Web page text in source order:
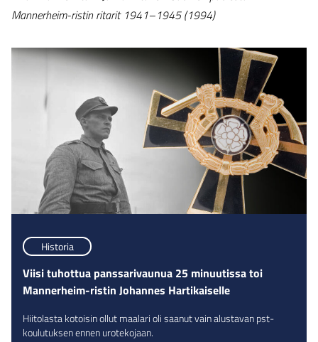
Mannerheim-ristin ritarit 1941–1945 (1994)
Historia
Viisi tuhottua panssarivaunua 25 minuutissa toi
Mannerheim-ristin Johannes Hartikaiselle
Hiitolasta kotoisin ollut maalari oli saanut vain alustavan pst-
koulutuksen ennen urotekojaan.